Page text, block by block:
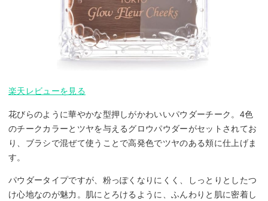
楽天レビューを見る
花びらのように華やかな型押しがかわいいパウダーチーク。4色
のチークカラーとツヤを与えるグロウパウダーがセットされてお
り、ブラシで混ぜて使うことで高発色でツヤのある頬に仕上げま
す。
パウダータイプですが、粉っぽくなりにくく、しっとりとしたつ
け心地なのが魅力。肌にとろけるように、ふんわりと肌に密着し